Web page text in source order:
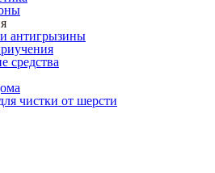
антигрызины
средства
чистки от шерсти